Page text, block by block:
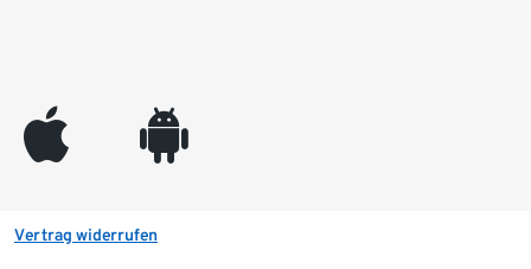
appleinc android
Vertrag widerrufen